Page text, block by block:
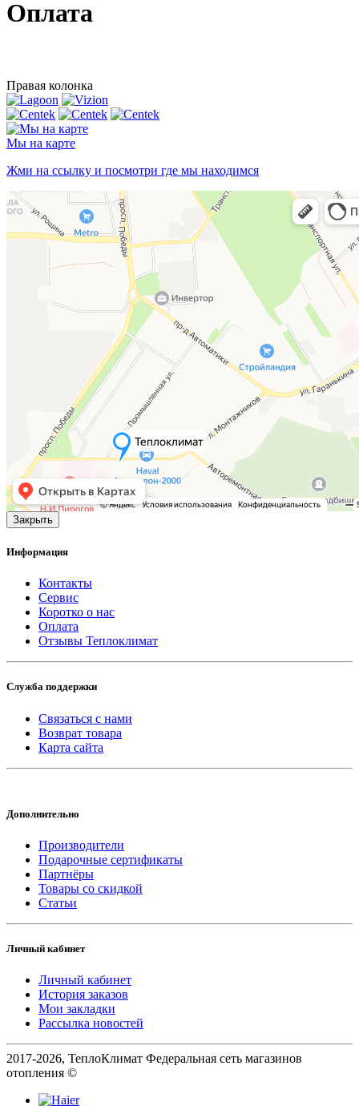
Оплата
Правая колонка
Мы на карте
Жми на ссылку и посмотри где мы находимся
Закрыть
Информация
Контакты
Сервис
Коротко о нас
Оплата
Отзывы Теплоклимат
Служба поддержки
Связаться с нами
Возврат товара
Карта сайта
Дополнительно
Производители
Подарочные сертификаты
Партнёры
Товары со скидкой
Статьи
Личный кабинет
Личный кабинет
История заказов
Мои закладки
Рассылка новостей
2017-2026, ТеплоКлимат Федеральная сеть магазинов
отопления ©